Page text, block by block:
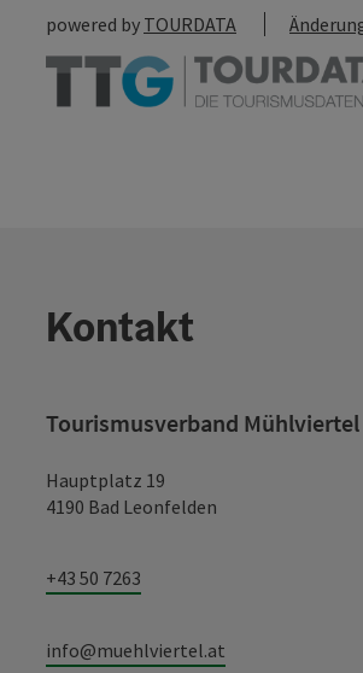
powered by TOURDATA
Kontakt
Tourismusverband Mühlviertel
Hauptplatz 19
4190 Bad Leonfelden
+43 50 7263
info@muehlviertel.at